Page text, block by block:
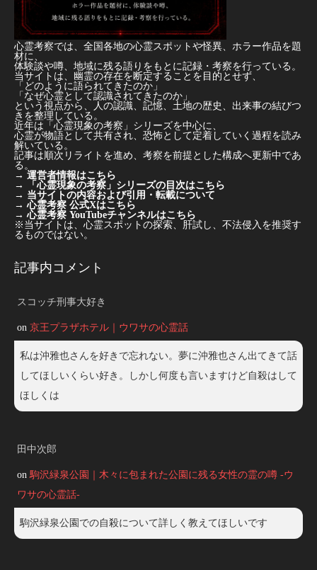
心霊考察では、全国各地の心霊スポットや怪異、ホラー作品を題
材に、
体験談や噂、地域に残る語りをもとに記録・考察を行っている。
当サイトは、幽霊の存在を断定することを目的とせず、
「どのように語られてきたのか」
「なぜ心霊として認識されてきたのか」
という視点から、人の認識、記憶、土地の歴史、出来事の結びつ
きを整理している。
近年は「心霊現象の考察」シリーズを中心に、
心霊が物語として共有され、恐怖として定着していく過程を読み
解いている。
記事は順次リライトを進め、考察を前提とした構成へ更新中であ
る。
→ 運営者情報はこちら
→
「心霊現象の考察」シリーズの目次はこちら
→ 当サイトの内容および引用・転載について
→ 心霊考察 公式Xはこちら
→ 心霊考察 YouTubeチャンネルはこちら
※当サイトは、心霊スポットの探索、肝試し、不法侵入を推奨す
るものではない。
記事内コメント
スコッチ刑事大好き
on 京王プラザホテル｜ウワサの心霊話
私は沖雅也さんを好きで忘れない。夢に沖雅也さん出てきて話
してほしいくらい好き。しかし何度も言いますけど自殺はして
ほしくは
田中次郎
on 駒沢緑泉公園｜木々に包まれた公園に残る女性の霊の噂 -ウ
ワサの心霊話-
駒沢緑泉公園での自殺について詳しく教えてほしいです